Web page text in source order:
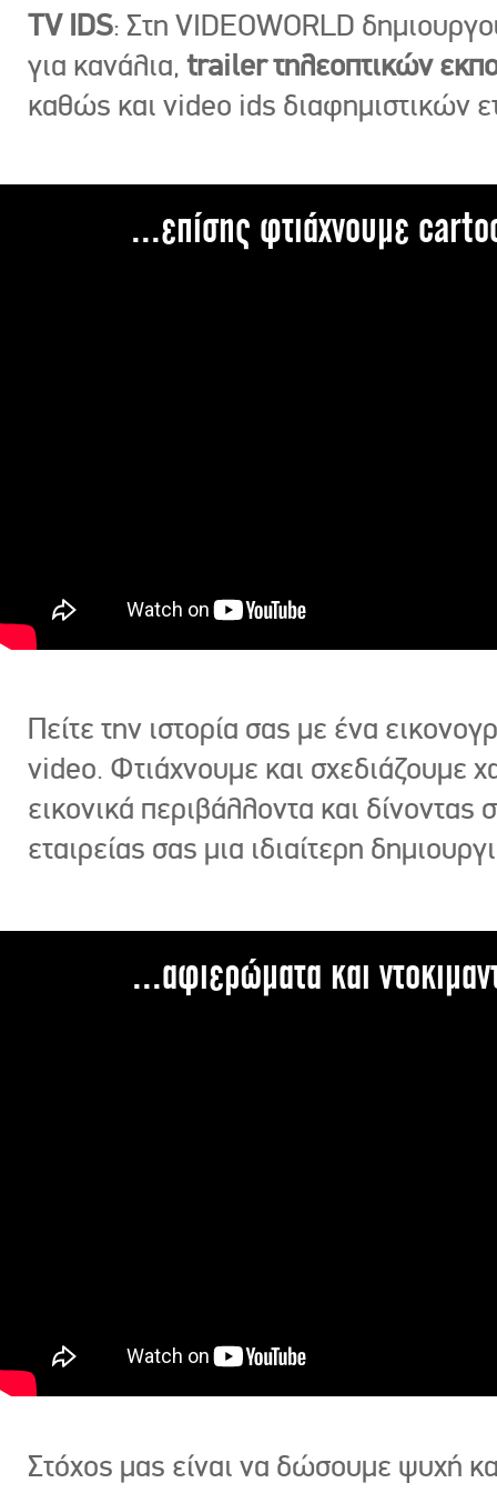
TV IDS: Στη VIDEOWORLD
για κανάλια, trailer τηλεοπτικών
καθώς και video ids διαφημιστικών
...επίσης φτιάχνουμε
Πείτε την ιστορία σας με ένα
video. Φτιάχνουμε και σχεδιάζουμε
εικονικά περιβάλλοντα και δίνοντας
εταιρείας σας μια ιδιαίτερη
...αφιερώματα και
Στόχος μας είναι να δώσουμε ψυχή